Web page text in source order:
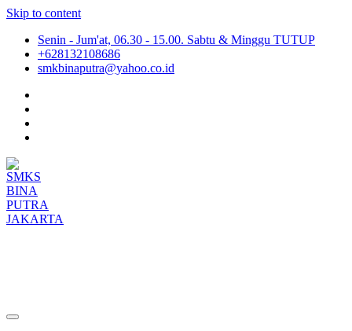
Skip to content
Senin - Jum'at, 06.30 - 15.00. Sabtu & Minggu TUTUP
+628132108686
smkbinaputra@yahoo.co.id